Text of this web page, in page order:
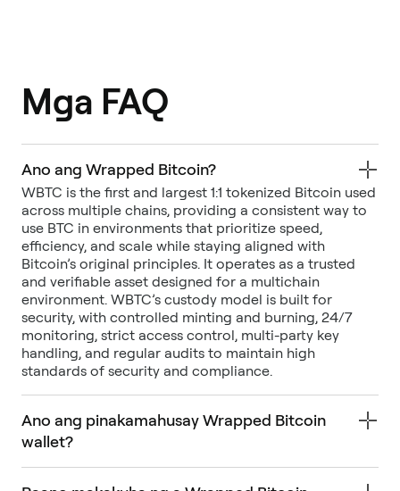
Mga FAQ
Ano ang Wrapped Bitcoin?
WBTC is the first and largest 1:1 tokenized Bitcoin used
across multiple chains, providing a consistent way to
use BTC in environments that prioritize speed,
efficiency, and scale while staying aligned with
Bitcoin’s original principles. It operates as a trusted
and verifiable asset designed for a multichain
environment. WBTC’s custody model is built for
security, with controlled minting and burning, 24/7
monitoring, strict access control, multi-party key
handling, and regular audits to maintain high
standards of security and compliance.
Ano ang pinakamahusay Wrapped Bitcoin
wallet?